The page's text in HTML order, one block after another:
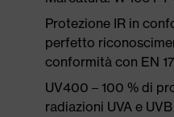
Protezione IR in
perfetto
conformità con EN
UV400 – 100 % di
radiazioni UVA e